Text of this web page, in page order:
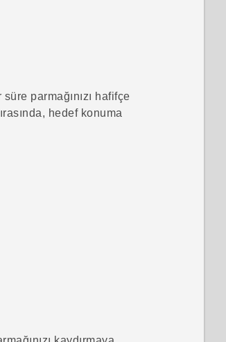
parmağınızı hafifçe
hedef konuma